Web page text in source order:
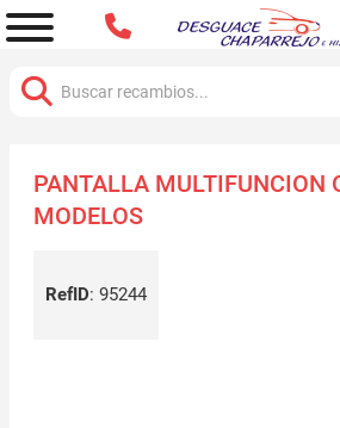
PANTALLA MULTIFUNCION
MODELOS
RefID: 95244